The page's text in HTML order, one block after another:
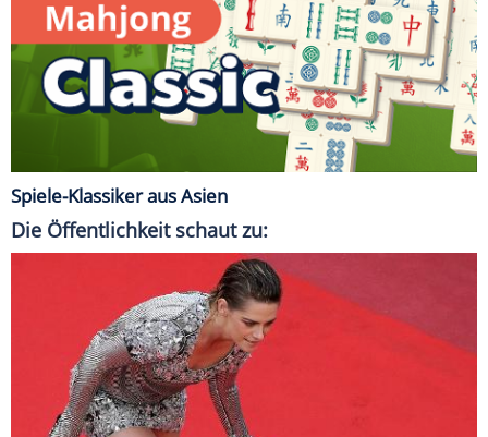
Spiele-Klassiker aus Asien
Die Öffentlichkeit schaut zu: